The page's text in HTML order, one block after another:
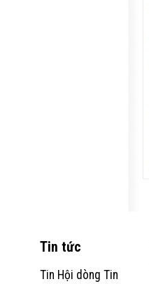
Tin tức
Tin Hội dòng Tin